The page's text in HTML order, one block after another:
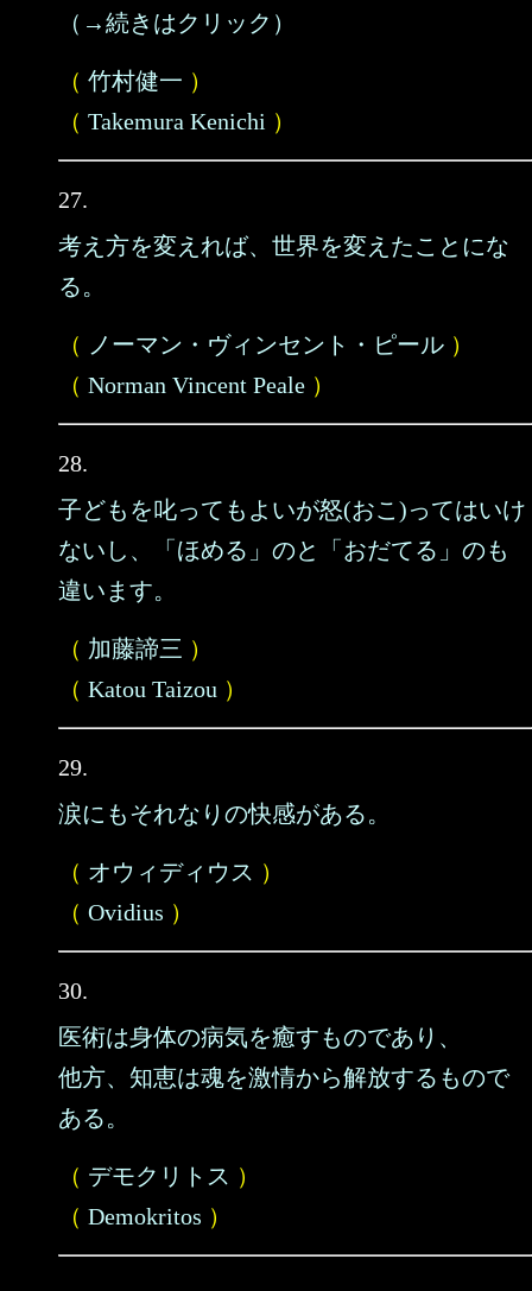
（→続きはクリック）
（ 竹村健一 ）
（ Takemura Kenichi ）
27.
考え方を変えれば、世界を変えたことにな
る。
（ ノーマン・ヴィンセント・ピール ）
（ Norman Vincent Peale ）
28.
子どもを叱ってもよいが怒(おこ)ってはいけ
ないし、「ほめる」のと「おだてる」のも
違います。
（ 加藤諦三 ）
（ Katou Taizou ）
29.
涙にもそれなりの快感がある。
（ オウィディウス ）
（ Ovidius ）
30.
医術は身体の病気を癒すものであり、
他方、知恵は魂を激情から解放するもので
ある。
（ デモクリトス ）
（ Demokritos ）